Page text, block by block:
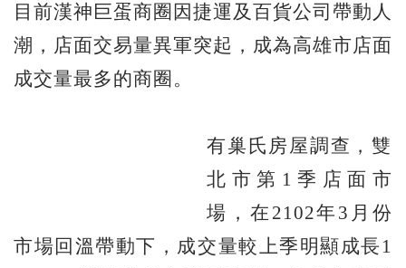
目前漢神巨蛋商圈因捷運及百貨公司帶動人
潮，店面交易量異軍突起，成為高雄市店面
成交量最多的商圈。
有巢氏房屋調查，雙
北市第1季店面市
場，在2102年3月份
市場回溫帶動下，成交量較上季明顯成長1